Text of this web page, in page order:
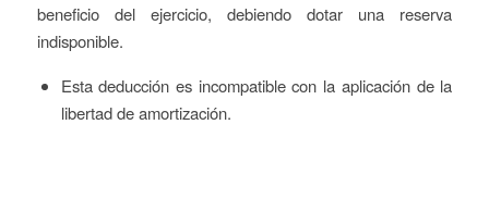
beneficio del ejercicio, debiendo dotar una reserva
indisponible.
Esta deducción es incompatible con la aplicación de la
libertad de amortización.